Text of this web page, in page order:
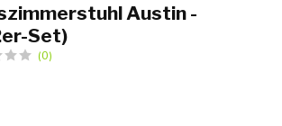
Austin -
Set)
(0)